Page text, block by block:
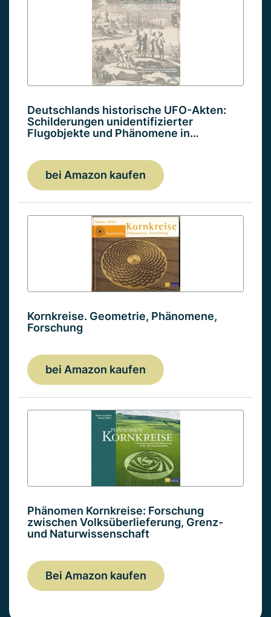
Deutschlands historische UFO-Akten:
Schilderungen unidentifizierter
Flugobjekte und Phänomene in…
bei Amazon kaufen
Kornkreise. Geometrie, Phänomene,
Forschung
bei Amazon kaufen
Phänomen Kornkreise: Forschung
zwischen Volksüberlieferung, Grenz-
und Naturwissenschaft
Bei Amazon kaufen